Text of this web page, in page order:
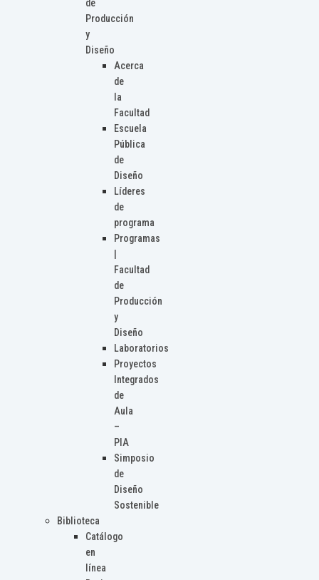
de
Producción
y
Diseño
Acerca
de
la
Facultad
Escuela
Pública
de
Diseño
Líderes
de
programa
Programas
Facultad
de
Producción
y
Diseño
Laboratorios
Proyectos
Integrados
de
Aula
–
PIA
Simposio
de
Diseño
Sostenible
Biblioteca
Catálogo
en
línea